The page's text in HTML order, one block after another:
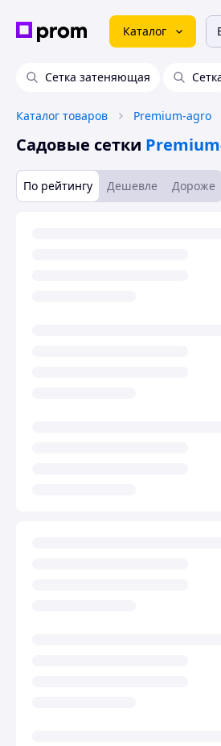
Каталог
Сетка затеняющая
Каталог товаров Premium-agro
Садовые сетки
По рейтингу Дешевле Дороже